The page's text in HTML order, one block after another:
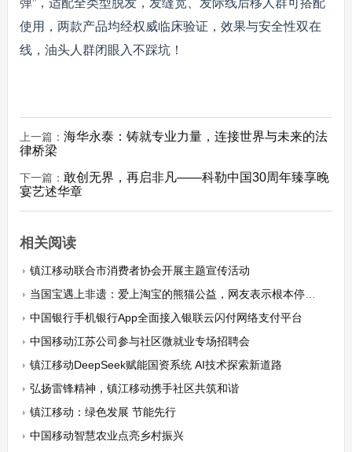
使用，两款产品均经权威临床验证，效果与安全性双在
线，油头人群闭眼入不踩坑！
上一篇： 海华永泰：铸就专业力量，连接世界与未来的法
律桥梁
下一篇： 敢创无界，再启非凡——科勒中国30周年臻享晚
宴艺述华章
相关阅读
镇江移动联合市消费者协会开展主题宣传活动
当国宝遇上非遗：爱上淘宝的熊猫公益，网友表示根本停不下来！
中国银行手机银行App全面接入银联云闪付网络支付平台
中国移动江苏公司参与社区微就业专场招聘会
镇江移动DeepSeek赋能国资系统 AI技术探索新道路
弘扬雷锋精神，镇江移动携手社区共筑和谐
镇江移动：绿色发展 节能先行
中国移动智慧农业点亮乡村振兴